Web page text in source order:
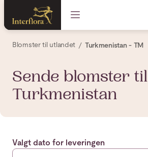
Blomster til utlandet Turkmenistan - TM
Sende blomster til
Turkmenistan
Valgt dato for leveringen